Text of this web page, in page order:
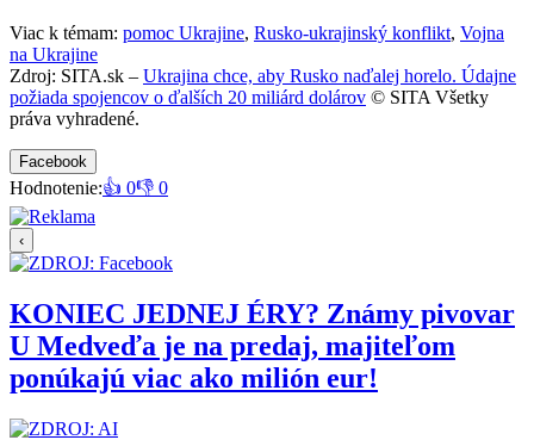
Viac k témam: pomoc Ukrajine, Rusko-ukrajinský konflikt, Vojna
na Ukrajine
Zdroj: SITA.sk – Ukrajina chce, aby Rusko naďalej horelo. Údajne
požiada spojencov o ďalších 20 miliárd dolárov © SITA Všetky
práva vyhradené.
Facebook
Hodnotenie:👍 0👎 0
‹
KONIEC JEDNEJ ÉRY? Známy pivovar
U Medveďa je na predaj, majiteľom
ponúkajú viac ako milión eur!